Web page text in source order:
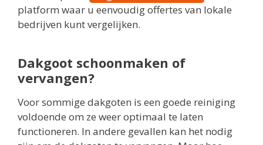
platform waar u eenvoudig offertes van lokale
bedrijven kunt vergelijken.
Dakgoot schoonmaken of
vervangen?
Voor sommige dakgoten is een goede reiniging
voldoende om ze weer optimaal te laten
functioneren. In andere gevallen kan het nodig